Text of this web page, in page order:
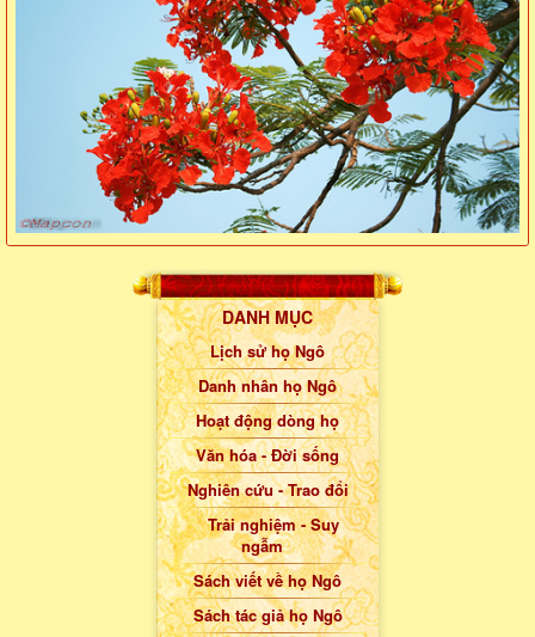
DANH MỤC
Lịch sử họ Ngô
Danh nhân họ Ngô
Hoạt động dòng họ
Văn hóa - Đời sống
Nghiên cứu - Trao đổi
Trải nghiệm - Suy
ngẫm
Sách viết về họ Ngô
Sách tác giả họ Ngô